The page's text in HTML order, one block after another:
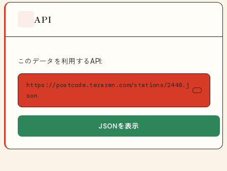
API
このデータを利用するAPI:
https://postcode.teraren.com/stations/2440.j
son
JSONを表示